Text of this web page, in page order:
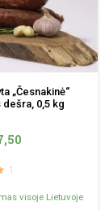
„Česnakinė“
dešra, 0,5 kg
1
visoje Lietuvoje